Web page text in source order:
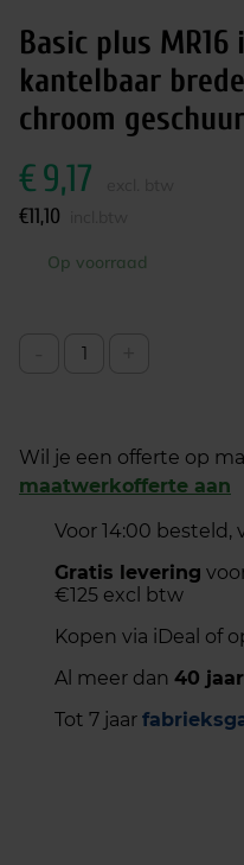
Basic plus
kantelbaar
chroom
€9,17
€11,10
Op voorraad
Wil je een offerte op
maatwerkofferte aan
Voor 14:00 besteld,
Gratis levering
€125 excl btw
Kopen via iDeal of
Al meer dan 40 jaar
Tot 7 jaar